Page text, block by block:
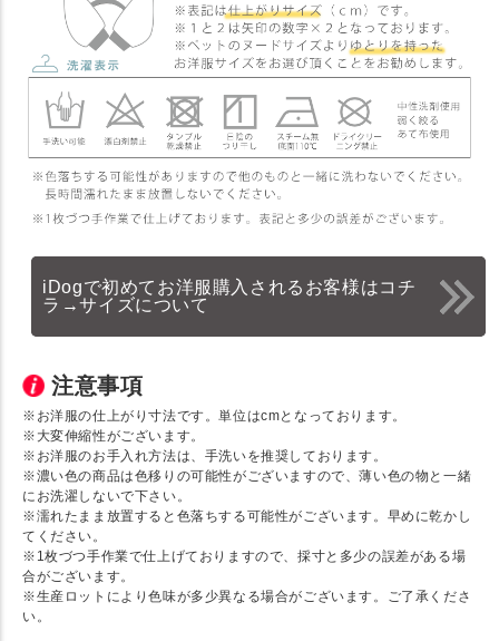
iDogで初めてお洋服購入されるお客様はコチ
ラ→サイズについて
注意事項
※お洋服の仕上がり寸法です。単位はcmとなっております。
※大変伸縮性がございます。
※お洋服のお手入れ方法は、手洗いを推奨しております。
※濃い色の商品は色移りの可能性がございますので、薄い色の物と一緒
にお洗濯しないで下さい。
※濡れたまま放置すると色落ちする可能性がございます。早めに乾かし
てください。
※1枚づつ手作業で仕上げておりますので、採寸と多少の誤差がある場
合がございます。
※生産ロットにより色味が多少異なる場合がございます。ご了承くださ
い。